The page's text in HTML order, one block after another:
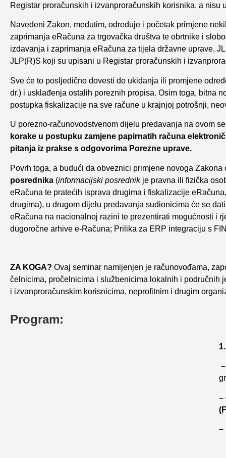
Registar proračunskih i izvanproračunskih korisnika, a
Navedeni Zakon, međutim, određuje i početak primjene
zaprimanja eRačuna za trgovačka društva te obrtnike i
izdavanja i zaprimanja eRačuna za tijela državne uprave,
JLP(R)S koji su upisani u Registar proračunskih i
Sve će to posljedično dovesti do ukidanja ili promjene
dr.) i usklađenja ostalih poreznih propisa. Osim toga, bitna
postupka fiskalizacije na sve račune u krajnjoj potrošnji,
U porezno-računovodstvenom dijelu predavanja na ovom
korake u postupku zamjene papirnatih računa
pitanja iz prakse s odgovorima Porezne uprave.
Povrh toga, a budući da obveznici primjene novoga
posrednika (informacijski posrednikje pravna ili fizička
eRačuna te pratećih isprava drugima i fiskalizacije
drugima), u drugom dijelu predavanja sudionicima će se
eRačuna na nacionalnoj razini te prezentirati mogućnosti i
dugoročne arhive e-Računa; Prilika za ERP integraciju s
ZA KOGA? Ovaj seminar namijenjen je računovođama,
čelnicima, pročelnicima i službenicima lokalnih i područnih
i izvanproračunskim korisnicima, neprofitnim i drugim
Program:
–
–
–